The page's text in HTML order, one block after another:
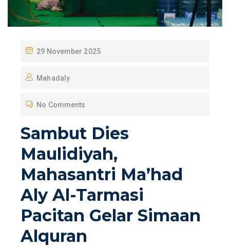
P
S
E
O
N
29 November 2025
Mahadaly
No Comments
Sambut Dies
Maulidiyah,
Mahasantri Ma’had
Aly Al-Tarmasi
Pacitan Gelar Simaan
Alquran